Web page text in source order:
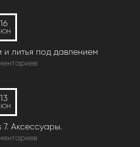
16
литья под давлением
13
7. Аксессуары.